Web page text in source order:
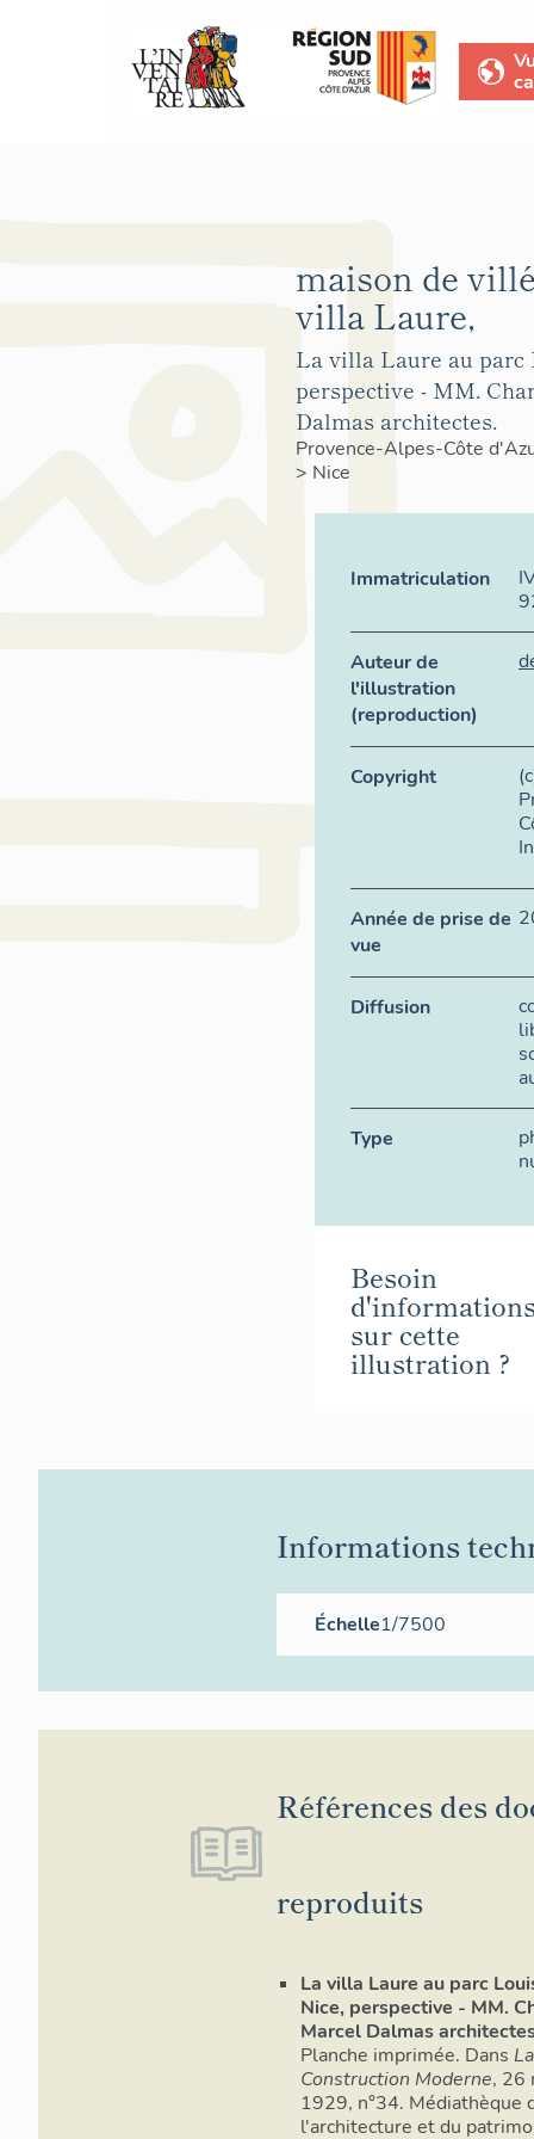
maison de
villa Laure,
La villa Laure au parc
perspective - MM.
Dalmas architectes.
Provence-Alpes-Côte
> Nice
Immatriculation
Auteur de
l'illustration
(reproduction)
Copyright
Année de prise de
vue
Diffusion
Type
Besoin
sur cette
illustration ?
Informations
Échelle1/7500
Références des
reproduits
La villa Laure au parc
Nice, perspective - MM.
Marcel Dalmas
Planche imprimée. Dans La
Construction Moderne, 26
1929, n°34. Médiathèque
l'architecture et du